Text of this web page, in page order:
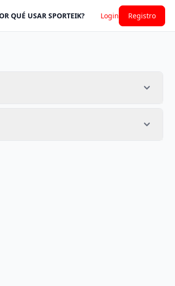
QUÉ USAR SPORTEIK? Login Registro